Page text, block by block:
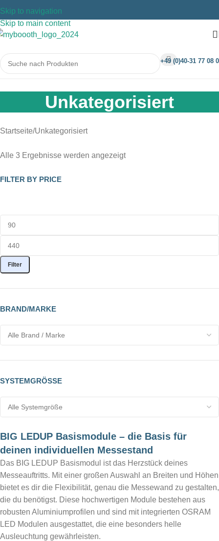
Skip to navigation
Skip to main content
+49 (0)40-31 77 08 0
Unkategorisiert
Startseite Unkategorisiert
Alle 3 Ergebnisse werden angezeigt
FILTER BY PRICE
Filter
BRAND/MARKE
SYSTEMGRÖSSE
BIG LEDUP Basismodule – die Basis für
deinen individuellen Messestand
Das BIG LEDUP Basismodul ist das Herzstück deines
Messeauftritts. Mit einer großen Auswahl an Breiten und Höhen
bietet es dir die Flexibilität, genau die Messewand zu gestalten,
die du benötigst. Diese hochwertigen Module bestehen aus
robusten Aluminiumprofilen und sind mit integrierten OSRAM
LED Modulen ausgestattet, die eine besonders helle
Ausleuchtung gewährleisten.